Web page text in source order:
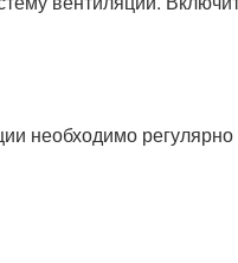
необходимо